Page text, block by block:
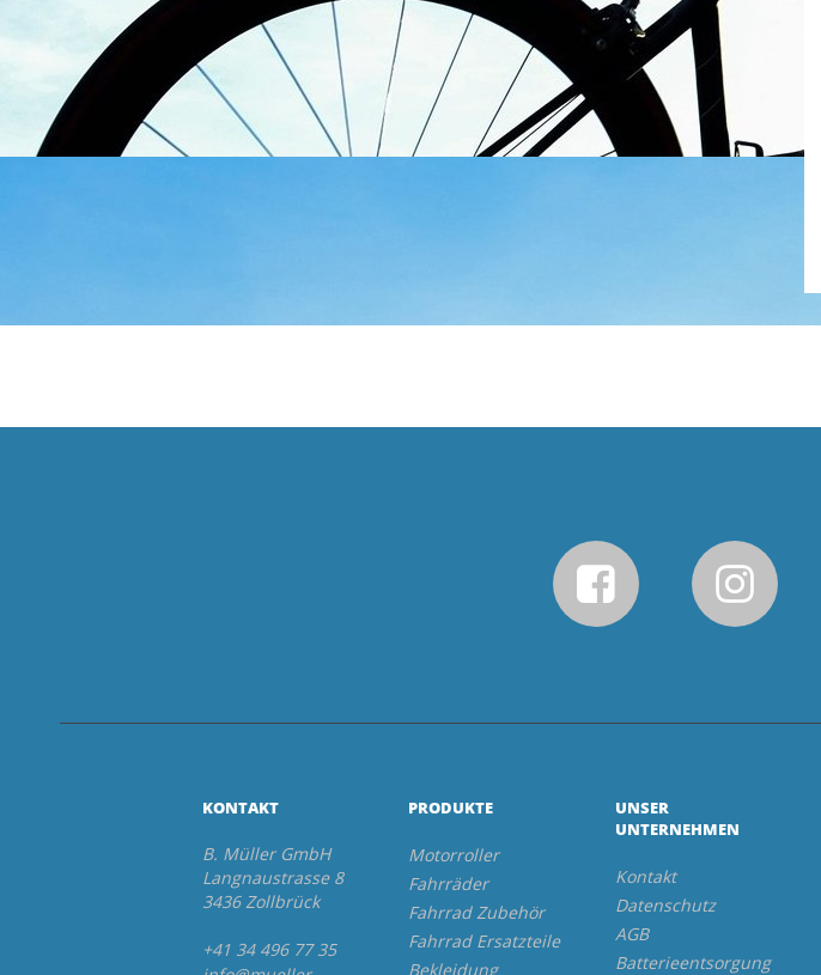
KONTAKT
B. Müller GmbH
Langnaustrasse 8
3436 Zollbrück
+41 34 496 77 35
PRODUKTE
Motorroller
Fahrräder
Fahrrad Zubehör
Fahrrad Ersatzteile
Bekleidung
UNSER
UNTERNEHMEN
Kontakt
Datenschutz
AGB
Batterieentsorgung